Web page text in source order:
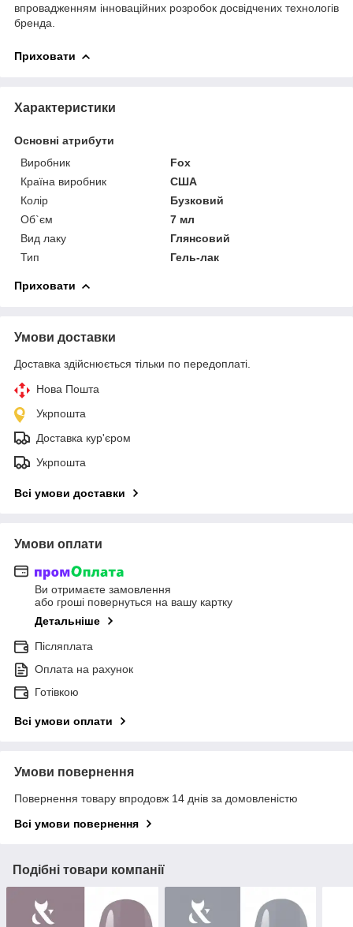
впровадженням інноваційних розробок досвідчених технологів
бренда.
Приховати
Характеристики
Основні атрибути
Виробник
Fox
Країна виробник
США
Колір
Бузковий
Об`єм
7 мл
Вид лаку
Глянсовий
Тип
Гель-лак
Приховати
Умови доставки
Доставка здійснюється тільки по передоплаті.
Нова Пошта
Укрпошта
Доставка кур'єром
Укрпошта
Всі умови доставки
Умови оплати
Ви отримаєте замовлення
або гроші повернуться на вашу картку
Детальніше
Післяплата
Оплата на рахунок
Готівкою
Всі умови оплати
Умови повернення
Повернення товару впродовж 14 днів за домовленістю
Всі умови повернення
Подібні товари компанії